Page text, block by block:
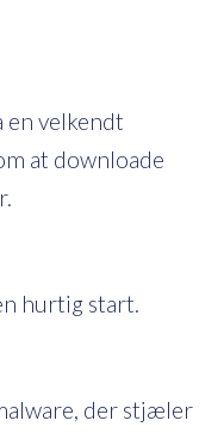
velkendt
at downloade
hurtig start.
der stjæler